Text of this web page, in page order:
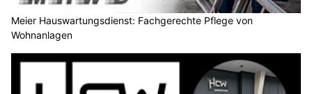
Meier Hauswartungsdienst: Fachgerechte Pflege von
Wohnanlagen